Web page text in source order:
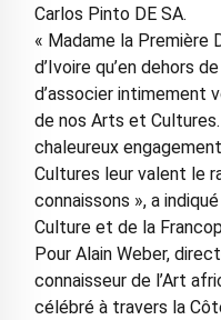
Carlos Pinto DE SA.
« Madame la Première
d’Ivoire qu’en dehors
d’associer intimement
de nos Arts et
chaleureux
Cultures leur valent le
connaissons », a
Culture et de la
Pour Alain Weber,
connaisseur de l’Art
célébré à travers la